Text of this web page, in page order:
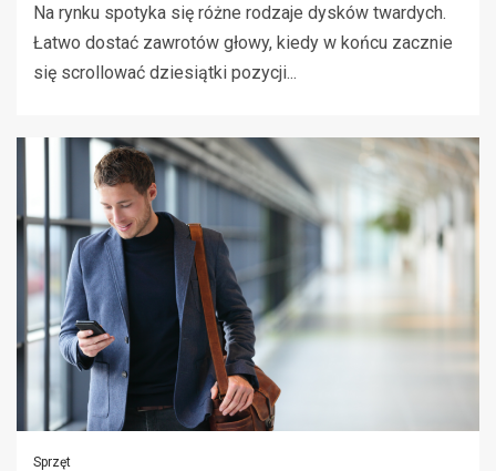
Na rynku spotyka się różne rodzaje dysków twardych.
Łatwo dostać zawrotów głowy, kiedy w końcu zacznie
się scrollować dziesiątki pozycji...
Sprzęt